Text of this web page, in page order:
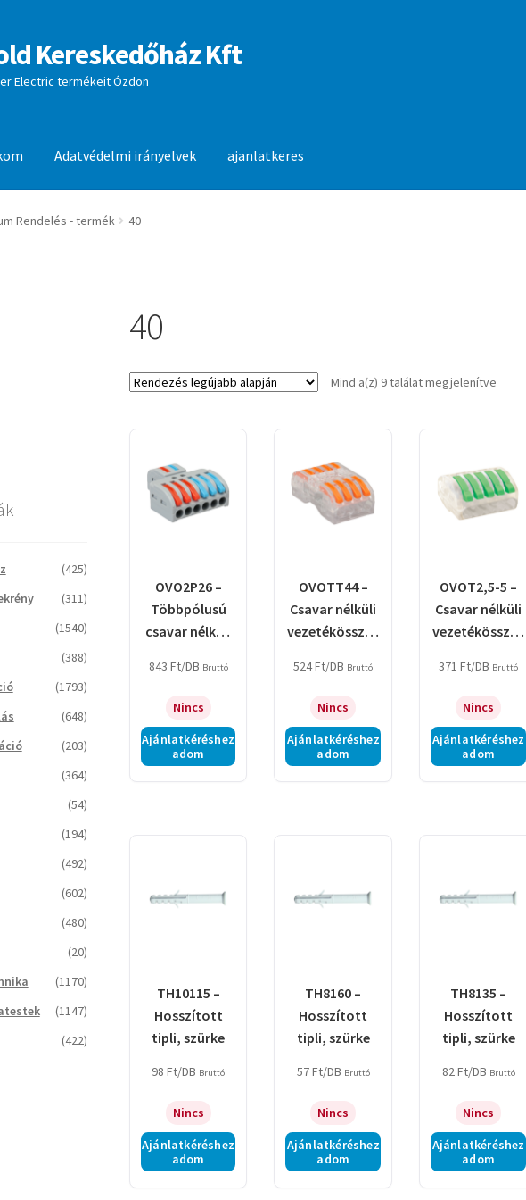
Kereskedőház Kft
Electric termékeit Ózdon
Adatvédelmi irányelvek ajanlatkeres
Adatvédelmi irányelvek
Rendelés - termék 40
40
Mind a(z) 9 találat megjelenítveSorted
OVO2P26 –
Többpólusú
csavar nélküli
ötő, nyitható
843 Ft/DB Bruttó
Nincs
Ajánlatkéréshez
adom
OVOTT44 –
Csavar nélküli
vezetékösszek
nyitható,
524Ft/DB Bruttó
Nincs
Ajánlatkéréshez
adom
OVOT2,5-5 –
Csavar nélküli
vezetékösszek
átlátszó
371Ft/DB Bruttó
Nincs
Ajánlatkéréshez
adom
TH10115 –
Hosszított
tipli, szürke
98Ft/DB Bruttó
Nincs
Ajánlatkéréshez
adom
TH8160 –
Hosszított
tipli, szürke
57Ft/DB Bruttó
Nincs
Ajánlatkéréshez
adom
TH8135 –
Hosszított
tipli, szürke
82Ft/DB Bruttó
Nincs
Ajánlatkéréshez
adom
(425)
(311)
(1540)
(388)
(1793)
(648)
(203)
(364)
(54)
(194)
(492)
(602)
(480)
(20)
(1170)
(1147)
(422)